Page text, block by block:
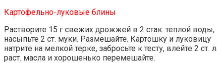
Картофельно-луковые блины
Растворите 15 г свежих дрожжей в 2 стак. теплой воды,
насыпьте 2 ст. муки. Размешайте. Картошку и луковицу
натрите на мелкой терке, забросьте к тесту, влейте 2 ст. л.
раст. масла и хорошенько перемешайте.